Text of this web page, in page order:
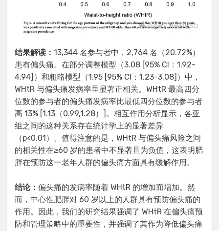
结果解读： 13,344 名参与者中，2,764 名（20.72%）
患有偏头痛。在部分调整模型（3.08 [95% CI：1.92-
4.94]）和粗略模型（1.95 [95% CI：1.23-3.08]）中，
WHtR 与偏头痛发病率呈显著正相关。WHtR 最高四分
位数的参与者的偏头痛发病率比最低四分位数的参与者
高 13% [1.13（0.99,1.28）]。相互作用分析显示，各亚
组之间的这种关系存在统计学上的显著差异
（p<0.01）。值得注意的是，WHtR 与偏头痛风险之间
的相关性在≥60 岁的患者中不显著且为负值，这表明肥
胖在预防这一老年人群的偏头痛方面具有缓解作用。
结论： 偏头痛的发病率随着 WHtR 的增加而增加。然
而，中心性肥胖对 60 岁以上的人群具有预防偏头痛的
作用。因此，我们的研究结果强调了 WHtR 在偏头痛预
防和管理策略中的重要性，并强调了其作为降低偏头痛